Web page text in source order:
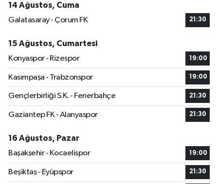
14 Ağustos, Cuma
Galatasaray - Çorum FK
21:30
15 Ağustos, Cumartesi
Konyaspor - Rizespor
19:00
Kasımpaşa - Trabzonspor 19:00
Gençlerbirliği S.K. - Fenerbahçe 21:30
Gaziantep FK - Alanyaspor 21:30
16 Ağustos, Pazar
Başakşehir - Kocaelispor
19:00
Beşiktaş - Eyüpspor 21:30